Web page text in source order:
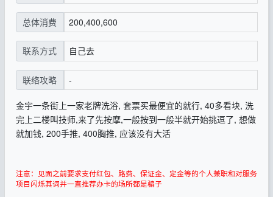
总体消费 200,400,600
联系方式 自己去
联络攻略 -
金宇一条街上一家老牌洗浴, 套票买最便宜的就行, 40多看块, 洗
完上二楼叫技师,来了先按摩,一般按到一般半就开始挑逗了, 想做
就加钱, 200手推, 400胸推, 应该没有大活
注意：见面之前要求支付红包、路费、保证金、定金等的个人兼职和对服务
项目闪烁其词并一直推荐办卡的场所都是骗子